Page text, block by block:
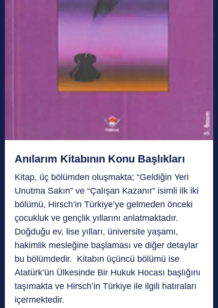
Anılarım Kitabının Konu Başlıkları
Kitap, üç bölümden oluşmakta; “Geldiğin Yeri
Unutma Sakın” ve “Çalışan Kazanır” isimli ilk iki
bölümü, Hirsch’in Türkiye’ye gelmeden önceki
çocukluk ve gençlik yıllarını anlatmaktadır.
Doğduğu ev, lise yılları, üniversite yaşamı,
hakimlik mesleğine başlaması ve diğer detaylar
bu bölümdedir. Kitabın üçüncü bölümü ise
Atatürk’ün Ülkesinde Bir Hukuk Hocası başlığını
taşımakta ve Hirsch’in Türkiye ile ilgili hatıraları
içermektedir.